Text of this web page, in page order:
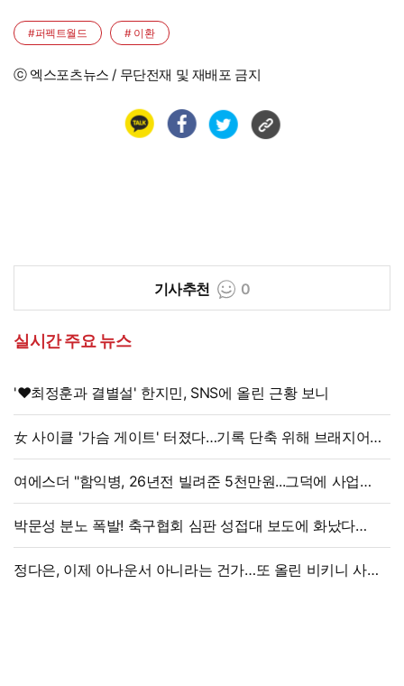
사도”
#퍼펙트월드 # 이환
ⓒ 엑스포츠뉴스 / 무단전재 및 재배포 금지
기사추천 0
실시간 주요 뉴스
'♥최정훈과 결별설' 한지민, SNS에 올린 근황 보니
女 사이클 '가슴 게이트' 터졌다…기록 단축 위해 브래지어에
솜 넣는다?
여에스더 "함익병, 26년전 빌려준 5천만원...그덕에 사업
시작"
박문성 분노 폭발! 축구협회 심판 성접대 보도에 화났다
"국제 문제로 비화될 수 있어"
정다은, 이제 아나운서 아니라는 건가…또 올린 비키니 사진,